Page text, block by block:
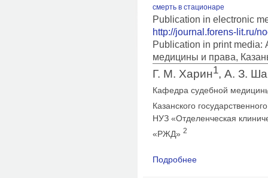
смерть в стационаре
Publication in electronic
http://journal.forens-lit.ru/
Publication in print media:
медицины и права,
Г. М. Харин1, А. З.
Кафедра судебной
Казанского
НУЗ «Отделенческая
«РЖД» 2
Подробнее